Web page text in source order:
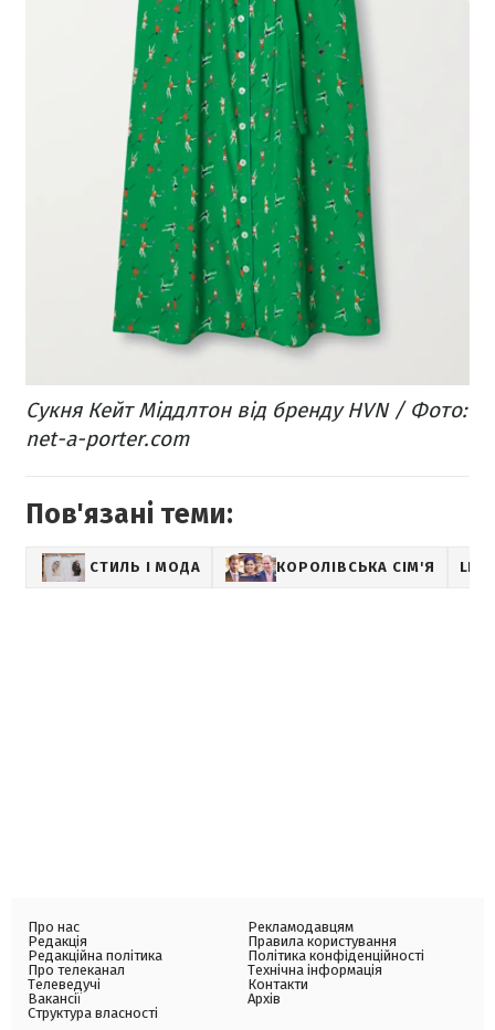
Сукня Кейт Міддлтон від бренду HVN / Фото:
net-a-porter.com
Пов'язані теми:
СТИЛЬ І МОДА КОРОЛІВСЬКА СІМ'Я
Про нас
Редакція
Редакційна політика
Про телеканал
Телеведучі
Вакансії
Структура власності
Рекламодавцям
Правила користування
Політика конфіденційності
Технічна інформація
Контакти
Архів